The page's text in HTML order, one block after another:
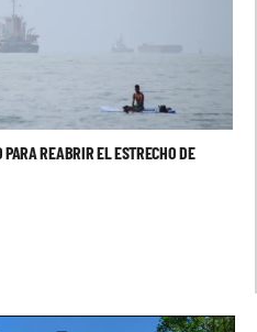
REABRIR EL ESTRECHO DE